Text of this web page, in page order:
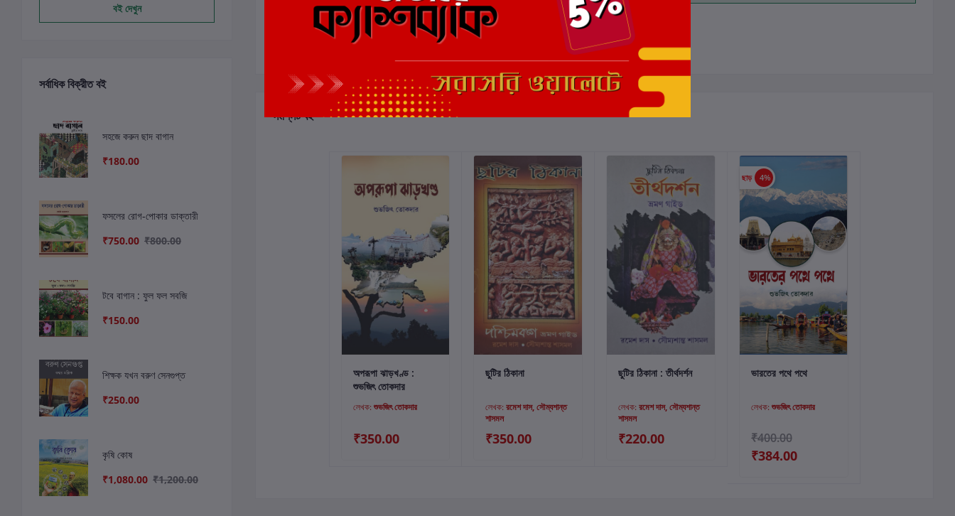
বই দেখুন
সর্বাধিক বিক্রীত বই
সহজে করুন ছাদ বাগান
₹180.00
ফসলের রোগ-পোকার ডাক্তারী
₹750.00 ₹800.00
টবে বাগান : ফুল ফল সবজি
₹150.00
শিক্ষক যখন বরুণ সেনগুপ্ত
₹250.00
কৃষি কোষ
₹1,080.00 ₹1,200.00
এই বইয়ের জন্য এখনও কোন পর্যালোচনা নেই
সংশ্লিষ্ট বই
কার্টে যোগ করুন
অপরূপা ঝাড়খণ্ড :
শুভজিৎ তোকদার
লেখক: শুভজিৎ তোকদার
₹350.00
কার্টে যোগ করুন
ছুটির ঠিকানা
লেখক: রমেশ দাস, সৌম্যশান্ত
শাসমল
₹350.00
কার্টে যোগ করুন
ছুটির ঠিকানা : তীর্থদর্শন
লেখক: রমেশ দাস, সৌম্যশান্ত
শাসমল
₹220.00
ছাড় 4%
কার্টে যোগ করুন
ভারতের পথে পথে
লেখক: শুভজিৎ তোকদার
₹400.00
₹384.00